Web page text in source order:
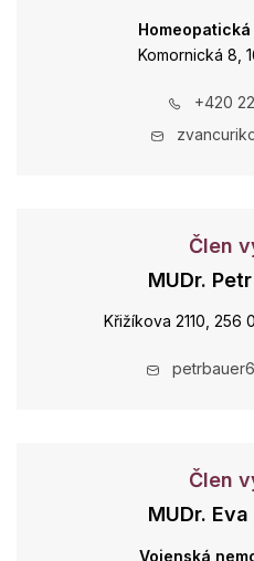
Komornická 8,
+420
Člen
MUDr.
Křižíkova 2110, 256
Člen
MUDr.
Vojenská